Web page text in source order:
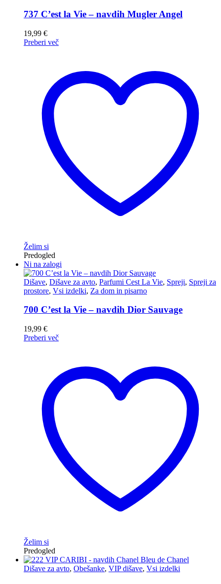
737 C’est la Vie – navdih Mugler Angel
19,99 €
Preberi več
Želim si
Predogled
Ni na zalogi
Dišave, Dišave za avto, Parfumi Cest La Vie, Spreji, Spreji za
prostore, Vsi izdelki, Za dom in pisarno
700 C’est la Vie – navdih Dior Sauvage
19,99 €
Preberi več
Želim si
Predogled
Dišave za avto, Obešanke, VIP dišave, Vsi izdelki